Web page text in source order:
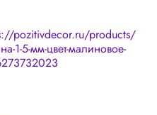
pozitivdecor.ru/products/
1-5-мм-цвет-малиновое-